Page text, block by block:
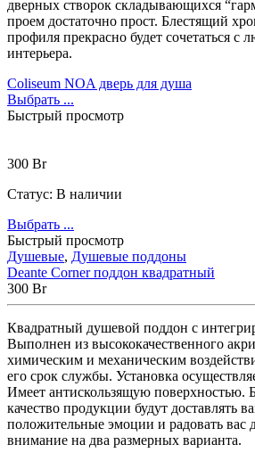
Напольные
Приставные
Смесители(166)
Смесители для
Цена
Ценовой фильтр
Brands+
Adema (5)
Alex Baitler(3)
Art&Max(8)
Belbagno(111)
BLB(13)
Bravat(74)
Cersanit(22)
дверных створок складывающихся
проем достаточно прост. Блестящий
профиля прекрасно будет сочетаться с
интерьера.
Coliseum NOA дверь для душа
Выбрать ...
Быстрый просмотр
300 Br
Статус: В наличии
Выбрать ...
Быстрый просмотр
Душевые, Душевые поддоны
Deante Corner поддон квадратный
300 Br
Квадратный душевой поддон с
Выполнен из высококачественного
химическим и механическим
его срок службы. Установка
Имеет антискользящую поверхностью.
качество продукции будут доставлять
положительные эмоции и радовать вас
внимание на два размерных варианта.